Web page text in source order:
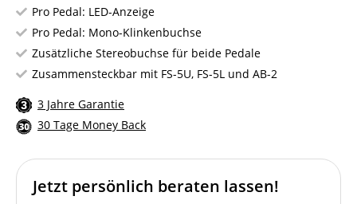
Pro Pedal: LED-Anzeige
Pro Pedal: Mono-Klinkenbuchse
Zusätzliche Stereobuchse für beide Pedale
Zusammensteckbar mit FS-5U, FS-5L und AB-2
3 Jahre Garantie
30 Tage Money Back
Jetzt persönlich beraten lassen!